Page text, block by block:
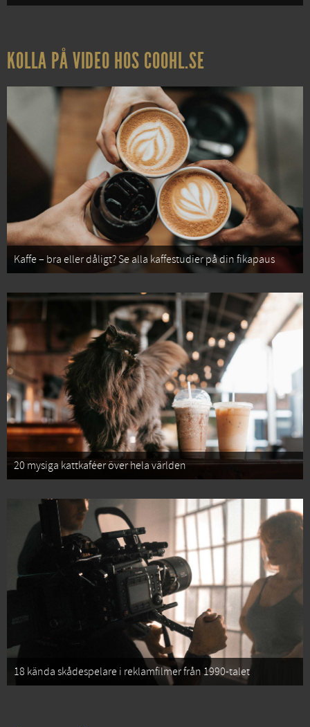
KOLLA PÅ VIDEO HOS COOHL.SE
Kaffe – bra eller dåligt? Se alla kaffestudier på din fikapaus
20 mysiga kattkaféer över hela världen
18 kända skådespelare i reklamfilmer från 1990-talet